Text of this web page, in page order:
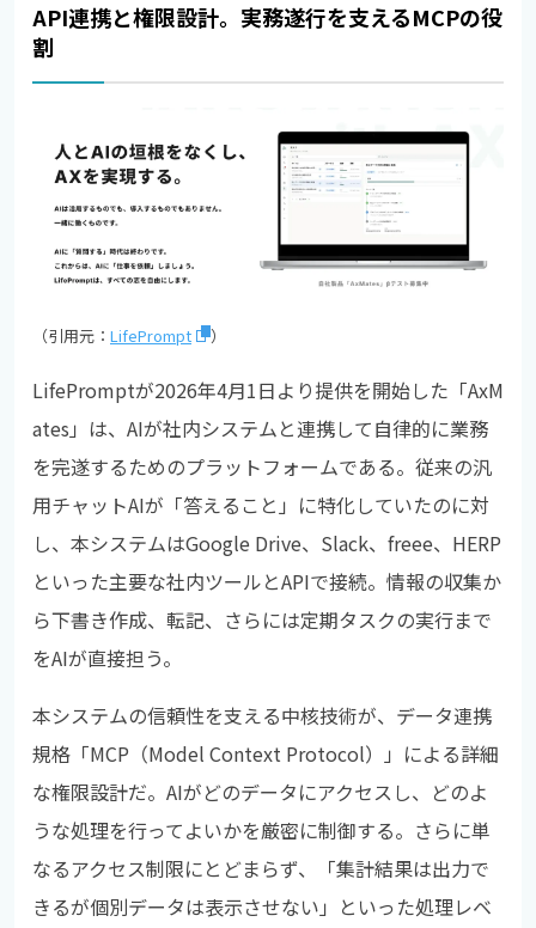
API連携と権限設計。実務遂行を支えるMCPの役
割
（引用元： LifePrompt ）
LifePromptが2026年4月1日より提供を開始した「AxM
ates」は、AIが社内システムと連携して自律的に業務
を完遂するためのプラットフォームである。従来の汎
用チャットAIが「答えること」に特化していたのに対
し、本システムはGoogle Drive、Slack、freee、HERP
といった主要な社内ツールとAPIで接続。情報の収集か
ら下書き作成、転記、さらには定期タスクの実行まで
をAIが直接担う。
本システムの信頼性を支える中核技術が、データ連携
規格「MCP（Model Context Protocol）」による詳細
な権限設計だ。AIがどのデータにアクセスし、どのよ
うな処理を行ってよいかを厳密に制御する。さらに単
なるアクセス制限にとどまらず、「集計結果は出力で
きるが個別データは表示させない」といった処理レベ